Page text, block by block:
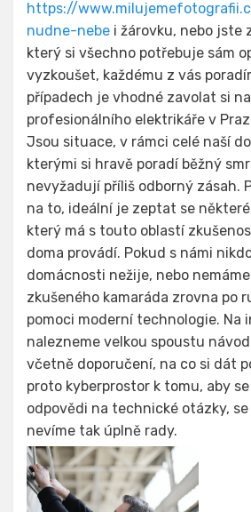
https://
nudne-nebe i žárovku, nebo jste
který si všechno potřebuje sám
vyzkoušet, každému z vás
případech je vhodné zavolat si
profesionálního elektrikáře v
Jsou situace, v rámci celé naší
kterými si hravě poradí běžný
nevyžadují příliš odborný zásah.
na to, ideální je zeptat se
který má s touto oblastí
doma provádí. Pokud s námi
domácnosti nežije, nebo
zkušeného kamaráda zrovna po
pomoci moderní technologie. Na
nalezneme velkou spoustu
včetně doporučení, na co si dát
proto kyberprostor k tomu, aby
odpovědi na technické otázky,
nevíme tak úplně rady.